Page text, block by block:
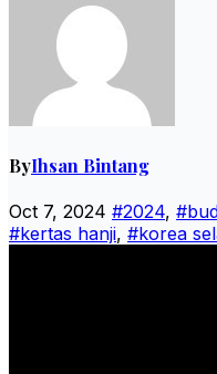
ByIhsan Bintang
Oct 7, 2024 #2024,
#kertas hanji, #korea